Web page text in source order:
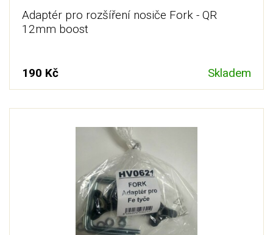
Adaptér pro rozšíření nosiče Fork - QR
12mm boost
190 Kč Skladem